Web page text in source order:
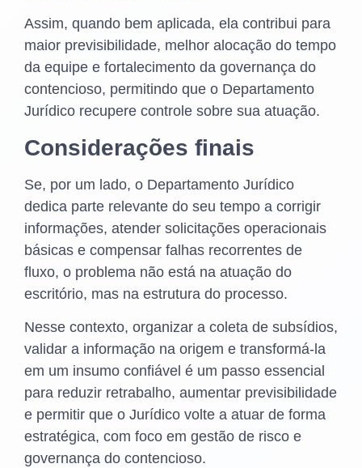
Assim, quando bem aplicada, ela contribui para
maior previsibilidade, melhor alocação do tempo
da equipe e fortalecimento da governança do
contencioso, permitindo que o Departamento
Jurídico recupere controle sobre sua atuação.
Considerações finais
Se, por um lado, o Departamento Jurídico
dedica parte relevante do seu tempo a corrigir
informações, atender solicitações operacionais
básicas e compensar falhas recorrentes de
fluxo, o problema não está na atuação do
escritório, mas na estrutura do processo.
Nesse contexto, organizar a coleta de subsídios,
validar a informação na origem e transformá-la
em um insumo confiável é um passo essencial
para reduzir retrabalho, aumentar previsibilidade
e permitir que o Jurídico volte a atuar de forma
estratégica, com foco em gestão de risco e
governança do contencioso.